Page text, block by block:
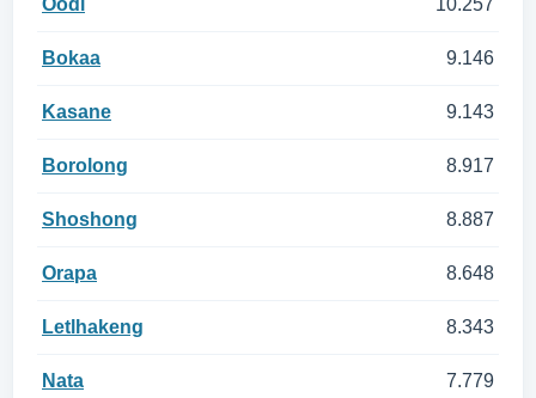
Oodi 10.257
Bokaa 9.146
Kasane 9.143
Borolong 8.917
Shoshong 8.887
Orapa 8.648
Letlhakeng 8.343
Nata 7.779